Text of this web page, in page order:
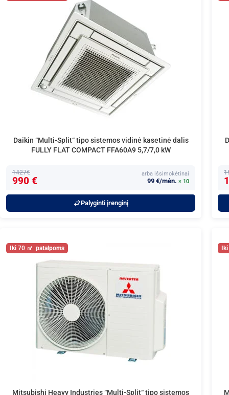
Daikin “Multi-Split“ tipo sistemos vidinė kasetinė dalis
FULLY FLAT COMPACT FFA60A9 5,7/7,0 kW
1427€
990 €
arba išsimokėtinai
99 €/mėn. × 10
Palyginti įrenginį
70
Mitsubishi Heavy Industries “Multi-Split“ tipo sistemos